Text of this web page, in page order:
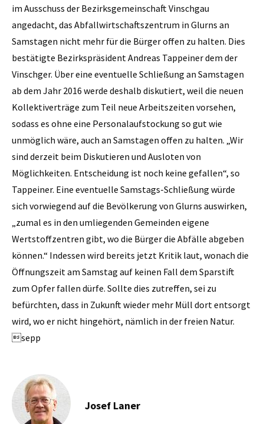
im Ausschuss der Bezirksgemeinschaft Vinschgau
angedacht, das Abfallwirtschaftszentrum in Glurns an
Samstagen nicht mehr für die Bürger offen zu halten. Dies
bestätigte Bezirks­präsident Andreas Tappeiner dem der
Vinschger. Über eine eventuelle Schließung an Samstagen
ab dem Jahr 2016 werde deshalb diskutiert, weil die neuen
Kollektiverträge zum Teil neue Arbeitszeiten vorsehen,
sodass es ohne eine Personalauf­stockung so gut wie
unmöglich wäre, auch an Samstagen offen zu halten. „Wir
sind derzeit beim Diskutieren und Ausloten von
Möglichkeiten. Entscheidung ist noch keine ­gefallen“, so
Tappeiner. Eine eventuelle Samstags-Schließung würde
sich vorwiegend auf die Bevölkerung von Glurns auswirken,
„zumal es in den umliegenden Gemeinden eigene
Wertstoffzentren gibt, wo die Bürger die Abfälle abgeben
können.“ Indessen wird bereits jetzt Kritik laut, wonach die
Öffnungszeit am Samstag auf keinen Fall dem Sparstift
zum Opfer fallen dürfe. Sollte dies zutreffen, sei zu
befürchten, dass in Zukunft wieder mehr Müll dort entsorgt
wird, wo er nicht hingehört, nämlich in der freien Natur.
sepp
Josef Laner